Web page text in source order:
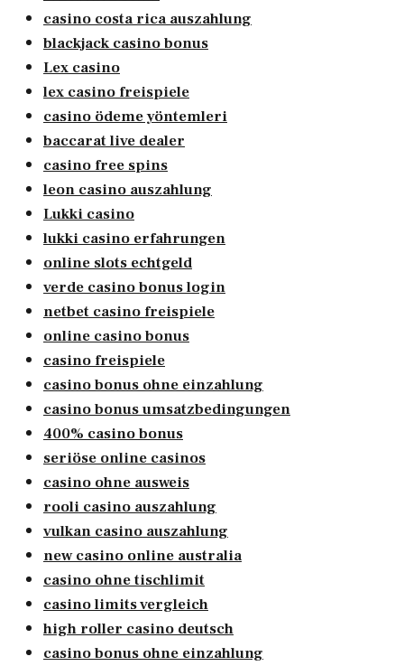
casino costa rica auszahlung
blackjack casino bonus
Lex casino
lex casino freispiele
casino ödeme yöntemleri
baccarat live dealer
casino free spins
leon casino auszahlung
Lukki casino
lukki casino erfahrungen
online slots echtgeld
verde casino bonus login
netbet casino freispiele
online casino bonus
casino freispiele
casino bonus ohne einzahlung
casino bonus umsatzbedingungen
400% casino bonus
seriöse online casinos
casino ohne ausweis
rooli casino auszahlung
vulkan casino auszahlung
new casino online australia
casino ohne tischlimit
casino limits vergleich
high roller casino deutsch
casino bonus ohne einzahlung